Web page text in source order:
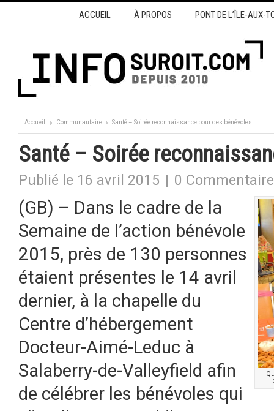
ACCUEIL À PROPOS PONT DE L’ÎLE-AUX-
Accueil Communautaire Santé – Soirée reconnaissance pour des bénévoles
Santé – Soirée
Publié le 16 avril 2015 0 Commentaire
(GB) – Dans le cadre de la
Semaine de l’action bénévole
2015, près de 130 personnes
étaient présentes le 14 avril
dernier, à la chapelle du
Centre d’hébergement
Docteur-Aimé-Leduc à
Salaberry-de-Valleyfield afin
de célébrer les bénévoles qui